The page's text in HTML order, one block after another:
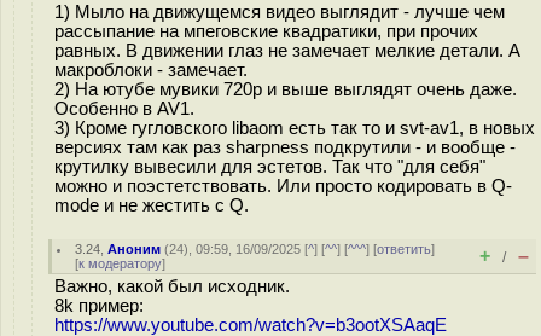
1) Мыло на движущемся видео выглядит - лучше чем
рассыпание на мпеговские квадратики, при прочих
равных. В движении глаз не замечает мелкие детали. А
макроблоки - замечает.
2) На ютубе мувики 720p и выше выглядят очень даже.
Особенно в AV1.
3) Кроме гугловского libaom есть так то и svt-av1, в новых
версиях там как раз sharpness подкрутили - и вообще -
крутилку вывесили для эстетов. Так что "для себя"
можно и поэстетствовать. Или просто кодировать в Q-
mode и не жестить с Q.
3.24 ,Аноним (24), 09:59, 16/09/2025 [^] [^^] [^^^] [ответить]
[к модератору] + / –
Важно, какой был исходник.
8k пример:
https://www.youtube.com/watch?v=b3ootXSAaqE